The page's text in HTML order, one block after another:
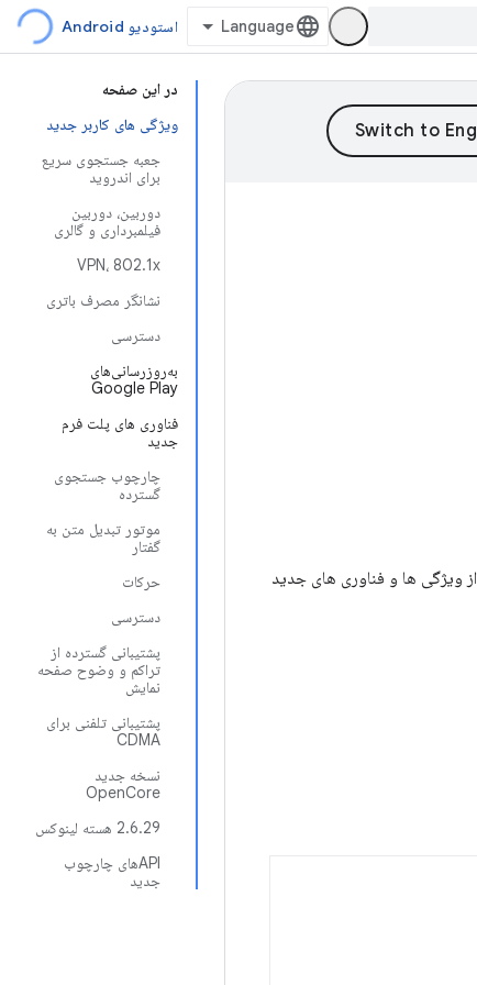
استودیو Android
در این صفحه
ویژگی های کاربر جدید
جعبه جستجوی سریع
برای اندروید
دوربین، دوربین
فیلمبرداری و گالری
VPN، 802.1x
نشانگر مصرف باتری
دسترسی
به‌روزرسانی‌های
Google Play
فناوری های پلت فرم
جدید
چارچوب جستجوی
گسترده
موتور تبدیل متن به
گفتار
حرکات
دسترسی
پشتیبانی گسترده از
تراکم و وضوح صفحه
نمایش
پشتیبانی تلفنی برای
CDMA
نسخه جدید
OpenCore
2.6.29 هسته لینوکس
APIهای چارچوب
جدید
از ویژگی ها و فناوری های جدید